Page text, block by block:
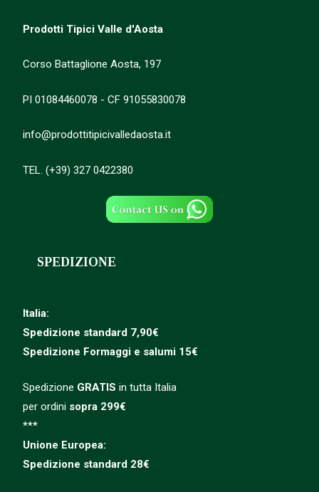
Prodotti Tipici Valle d'Aosta
Corso Battaglione Aosta, 197
PI 01084460078 - CF 91055830078
info@prodottitipicivalledaosta.it
TEL. (+39) 327 0422380
SPEDIZIONE
Italia:
Spedizione standard 7,90€
Spedizione Formaggi e salumi 15€
Spedizione GRATIS in tutta Italia
per ordini sopra 299€
***
Unione Europea:
Spedizione standard 28€